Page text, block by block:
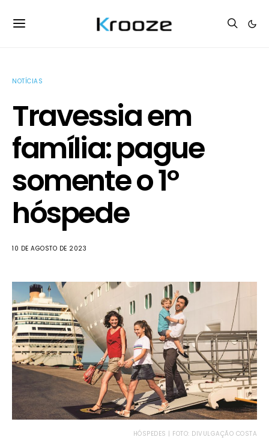
NOTÍCIAS
Travessia em
família: pague
somente o 1º
hóspede
10 DE AGOSTO DE 2023
HÓSPEDES | FOTO: DIVULGAÇÃO COSTA